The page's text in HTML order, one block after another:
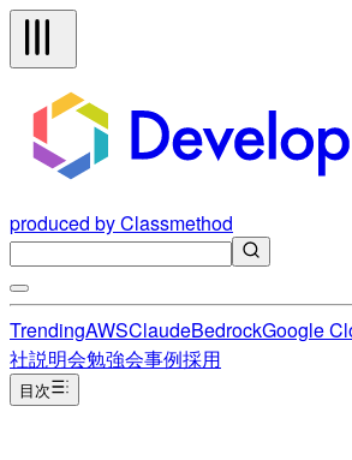
produced by Classmethod
TrendingAWSClaudeBedrockGoogle
社説明会勉強会事例採用
目次